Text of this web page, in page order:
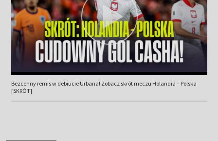
Bezcenny remis w debiucie Urbana! Zobacz skrót meczu Holandia – Polska
[SKRÓT]